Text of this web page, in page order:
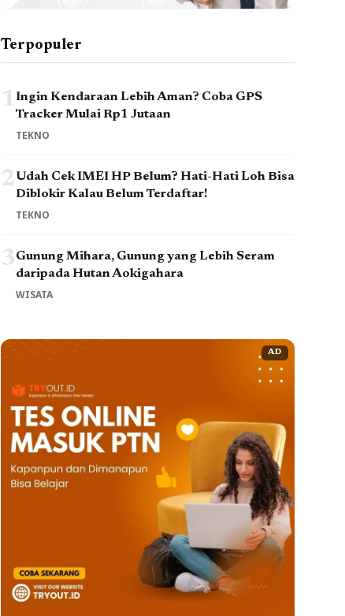
Terpopuler
1Ingin Kendaraan Lebih Aman? Coba GPS
Tracker Mulai Rp1 Jutaan
TEKNO
2Udah Cek IMEI HP Belum? Hati-Hati Loh Bisa
Diblokir Kalau Belum Terdaftar!
TEKNO
3Gunung Mihara, Gunung yang Lebih Seram
daripada Hutan Aokigahara
WISATA
AD